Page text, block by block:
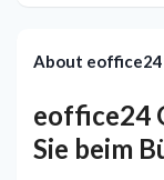
About eoffice24
eoffice24
Sie beim